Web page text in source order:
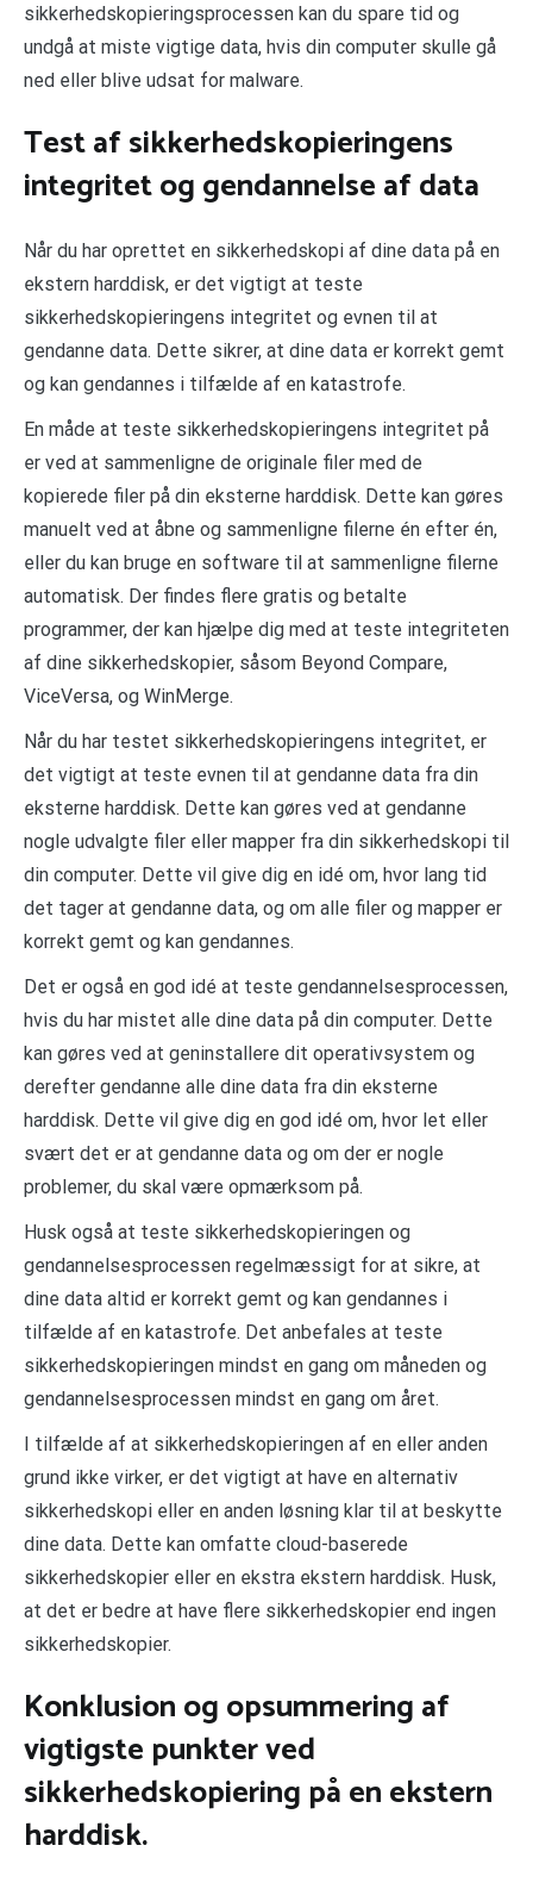
sikkerhedskopieringsprocessen kan du spare tid og
undgå at miste vigtige data, hvis din computer skulle gå
ned eller blive udsat for malware.
Test af sikkerhedskopieringens
integritet og gendannelse af data
Når du har oprettet en sikkerhedskopi af dine data på en
ekstern harddisk, er det vigtigt at teste
sikkerhedskopieringens integritet og evnen til at
gendanne data. Dette sikrer, at dine data er korrekt gemt
og kan gendannes i tilfælde af en katastrofe.
En måde at teste sikkerhedskopieringens integritet på
er ved at sammenligne de originale filer med de
kopierede filer på din eksterne harddisk. Dette kan gøres
manuelt ved at åbne og sammenligne filerne én efter én,
eller du kan bruge en software til at sammenligne filerne
automatisk. Der findes flere gratis og betalte
programmer, der kan hjælpe dig med at teste integriteten
af dine sikkerhedskopier, såsom Beyond Compare,
ViceVersa, og WinMerge.
Når du har testet sikkerhedskopieringens integritet, er
det vigtigt at teste evnen til at gendanne data fra din
eksterne harddisk. Dette kan gøres ved at gendanne
nogle udvalgte filer eller mapper fra din sikkerhedskopi til
din computer. Dette vil give dig en idé om, hvor lang tid
det tager at gendanne data, og om alle filer og mapper er
korrekt gemt og kan gendannes.
Det er også en god idé at teste gendannelsesprocessen,
hvis du har mistet alle dine data på din computer. Dette
kan gøres ved at geninstallere dit operativsystem og
derefter gendanne alle dine data fra din eksterne
harddisk. Dette vil give dig en god idé om, hvor let eller
svært det er at gendanne data og om der er nogle
problemer, du skal være opmærksom på.
Husk også at teste sikkerhedskopieringen og
gendannelsesprocessen regelmæssigt for at sikre, at
dine data altid er korrekt gemt og kan gendannes i
tilfælde af en katastrofe. Det anbefales at teste
sikkerhedskopieringen mindst en gang om måneden og
gendannelsesprocessen mindst en gang om året.
I tilfælde af at sikkerhedskopieringen af en eller anden
grund ikke virker, er det vigtigt at have en alternativ
sikkerhedskopi eller en anden løsning klar til at beskytte
dine data. Dette kan omfatte cloud-baserede
sikkerhedskopier eller en ekstra ekstern harddisk. Husk,
at det er bedre at have flere sikkerhedskopier end ingen
sikkerhedskopier.
Konklusion og opsummering af
vigtigste punkter ved
sikkerhedskopiering på en ekstern
harddisk.